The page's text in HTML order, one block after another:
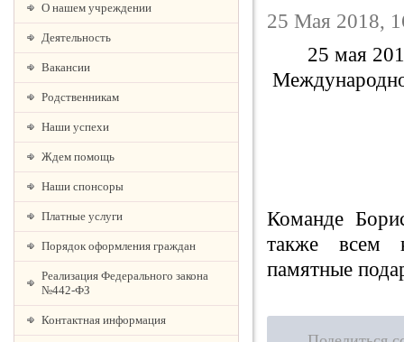
О нашем учреждении
Деятельность
Вакансии
Родственникам
Наши успехи
Ждем помощь
Наши спонсоры
Платные услуги
Порядок оформления граждан
Реализация Федерального закона
№442-ФЗ
Контактная информация
25 Мая 2018,
25 мая
Команде
также всем
памятные